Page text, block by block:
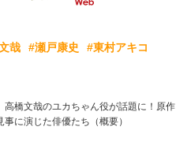
哉 #瀬戸康史
#東村アキコ
橋文哉のユカちゃん役が話題に！原作
に演じた俳優たち（概要）